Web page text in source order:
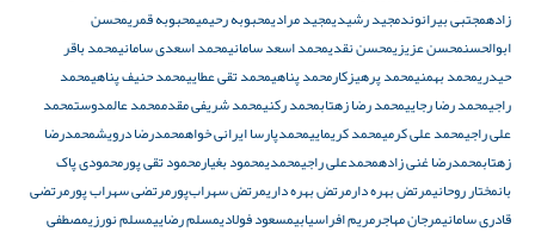
زادهمجتبی بیرانوندمجید رشیدیمجید مرادیمحبوبه رحیمیمحبوبه قمریمحسن
ابوالحسنمحسن عزیزیمحسن نقدیمحمد اسعد سامانیمحمد اسعدی سامانیمحمد باقر
حیدریمحمد بهمنیمحمد پرهیزکارمحمد پناهیمحمد تقی عطاییمحمد حنیف پناهیمحمد
راجیمحمد رضا رجاییمحمد رضا زهتابمحمد رکنیمحمد شریفی مقدممحمد عالمدوستمحمد
علی راجیمحمد علی کرمیمحمد کریماییمحمدپارسا ایرانی خواهمحمدرضا درویشمحمدرضا
زهتابمحمدرضا غنی زادهمحمدعلی راجیمحمدیمحمود بغیارمحمود تقی پورمحمودی پاک
بانمختار روحانیمرتض بهره دارمرتض بهره داریمرتض سهراب‌پورمرتضی سهراب پورمرتضی
قادری سامانیمرجان مهاجرمریم افراسیابیمسعود فولادیمسلم رضاییمسلم نورزیمصطفی